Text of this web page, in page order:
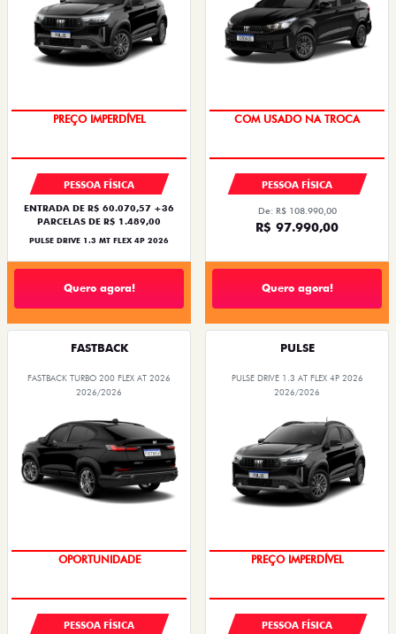
PREÇO IMPERDÍVEL
PESSOA FÍSICA
ENTRADA DE R$ 60.070,57 +36
PARCELAS DE R$ 1.489,00
PULSE DRIVE 1.3 MT FLEX 4P 2026
Quero agora!
COM USADO NA TROCA
PESSOA FÍSICA
De: R$ 108.990,00
R$ 97.990,00
Quero agora!
FASTBACK
FASTBACK TURBO 200 FLEX AT 2026
2026/2026
OPORTUNIDADE
PESSOA FÍSICA
PULSE
PULSE DRIVE 1.3 AT FLEX 4P 2026
2026/2026
PREÇO IMPERDÍVEL
PESSOA FÍSICA